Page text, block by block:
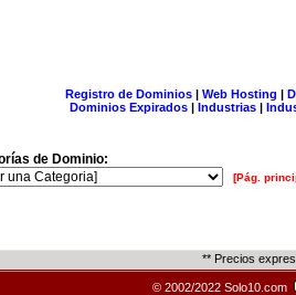
Registro de Dominios| Web Hosting |
Dominios Expirados | Industrias |
de Dominio:
[Pág.
** Precios
© 2002/2022 Solo10.com